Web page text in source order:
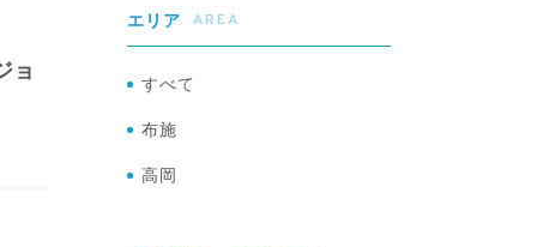
ョ
エリア AREA
すべて
布施
高岡